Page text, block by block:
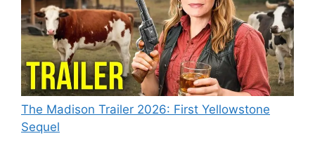
The Madison Trailer 2026: First Yellowstone
Sequel